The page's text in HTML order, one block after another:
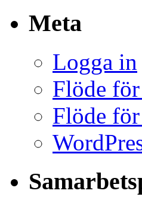
Meta
Logga in
Flöde
Flöde